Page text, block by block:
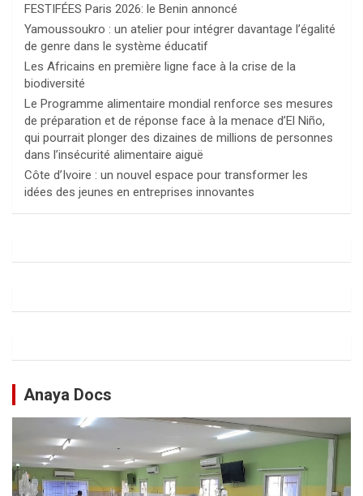
FESTIFÉES Paris 2026: le Benin annoncé
Yamoussoukro : un atelier pour intégrer davantage l’égalité
de genre dans le système éducatif
Les Africains en première ligne face à la crise de la
biodiversité
Le Programme alimentaire mondial renforce ses mesures
de préparation et de réponse face à la menace d’El Niño,
qui pourrait plonger des dizaines de millions de personnes
dans l’insécurité alimentaire aiguë
Côte d’Ivoire : un nouvel espace pour transformer les
idées des jeunes en entreprises innovantes
Anaya Docs